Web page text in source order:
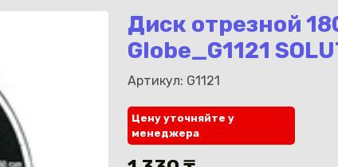
Диск отрезной
Globe_G1121
Артикул: G1121
Цену уточняйте у
менеджера